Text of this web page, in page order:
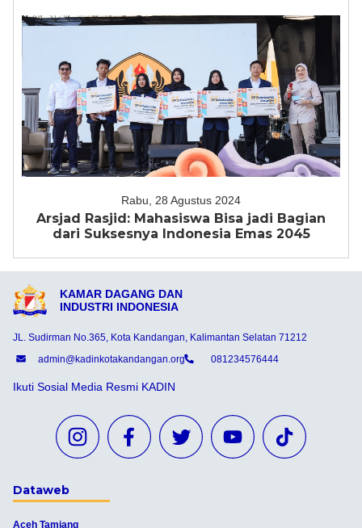
Rabu, 28 Agustus 2024
Arsjad Rasjid: Mahasiswa Bisa jadi Bagian
dari Suksesnya Indonesia Emas 2045
KAMAR DAGANG DAN
INDUSTRI INDONESIA
JL. Sudirman No.365, Kota Kandangan, Kalimantan Selatan 71212
admin@kadinkotakandangan.org
081234576444
Ikuti Sosial Media Resmi KADIN
Dataweb
Aceh Tamiang